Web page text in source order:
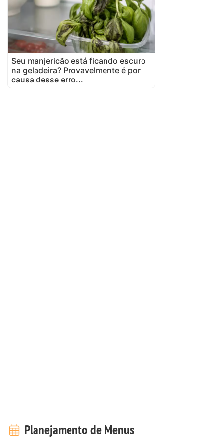
Seu manjericão está ficando escuro
na geladeira? Provavelmente é por
causa desse erro...
Planejamento de Menus